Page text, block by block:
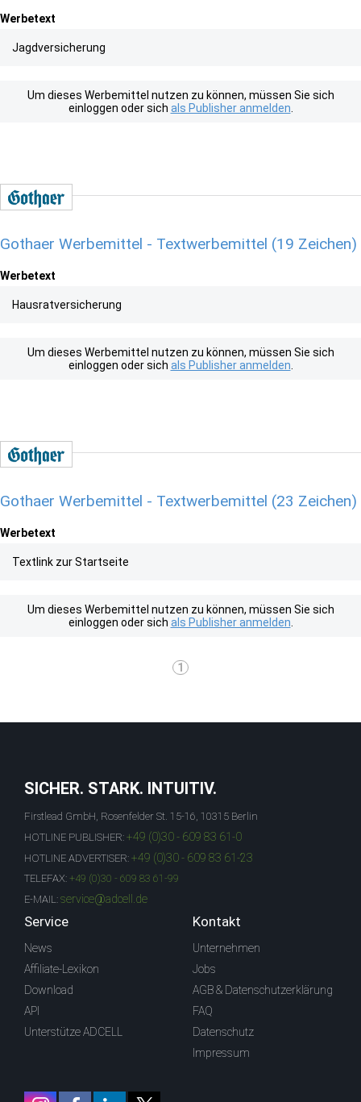
Werbetext
Jagdversicherung
Um dieses Werbemittel nutzen zu können, müssen Sie sich
einloggen oder sich als Publisher anmelden
Gothaer Werbemittel - Textwerbemittel (19 Zeichen)
Werbetext
Hausratversicherung
Um dieses Werbemittel nutzen zu können, müssen Sie sich
einloggen oder sich als Publisher anmelden
Gothaer Werbemittel - Textwerbemittel (23 Zeichen)
Werbetext
Textlink zur Startseite
Um dieses Werbemittel nutzen zu können, müssen Sie sich
einloggen oder sich als Publisher anmelden
1
SICHER. STARK. INTUITIV.
Firstlead GmbH, Rosenfelder St. 15-16, 10315 Berlin
HOTLINE PUBLISHER: +49 (0)30 - 609 83 61-0
HOTLINE ADVERTISER: +49 (0)30 - 609 83 61-23
TELEFAX: +49 (0)30 - 609 83 61-99
E-MAIL: service@adcell.de
Service
News
Affiliate-Lexikon
Download
API
Unterstütze ADCELL
Kontakt
Unternehmen
Jobs
AGB & Datenschutzerklärung
FAQ
Datenschutz
Impressum